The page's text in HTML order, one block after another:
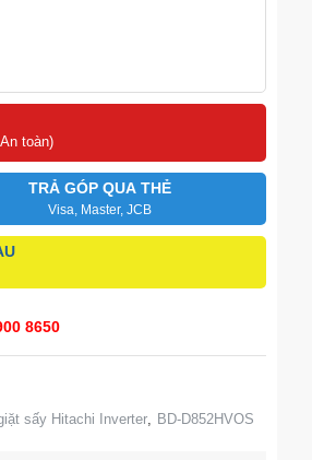
toàn)
TRẢ GÓP QUA THẺ
Visa, Master, JCB
8650
sấy Hitachi Inverter, BD-D852HVOS